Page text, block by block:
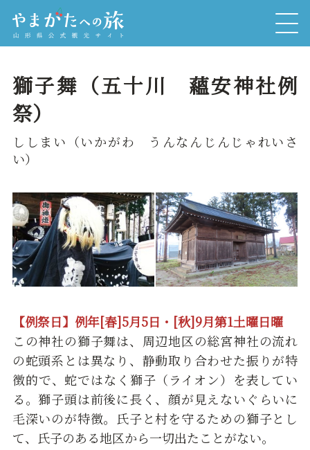
獅子舞（五十川 蘊安神社例
祭）
ししまい（いかがわ うんなんじんじゃれいさ
い）
【例祭日】例年[春]5月5日・[秋]9月第1土曜日曜
この神社の獅子舞は、周辺地区の総宮神社の流れ
の蛇頭系とは異なり、静動取り合わせた振りが特
徴的で、蛇ではなく獅子（ライオン）を表してい
る。獅子頭は前後に長く、顔が見えないぐらいに
毛深いのが特徴。氏子と村を守るための獅子とし
て、氏子のある地区から一切出たことがない。